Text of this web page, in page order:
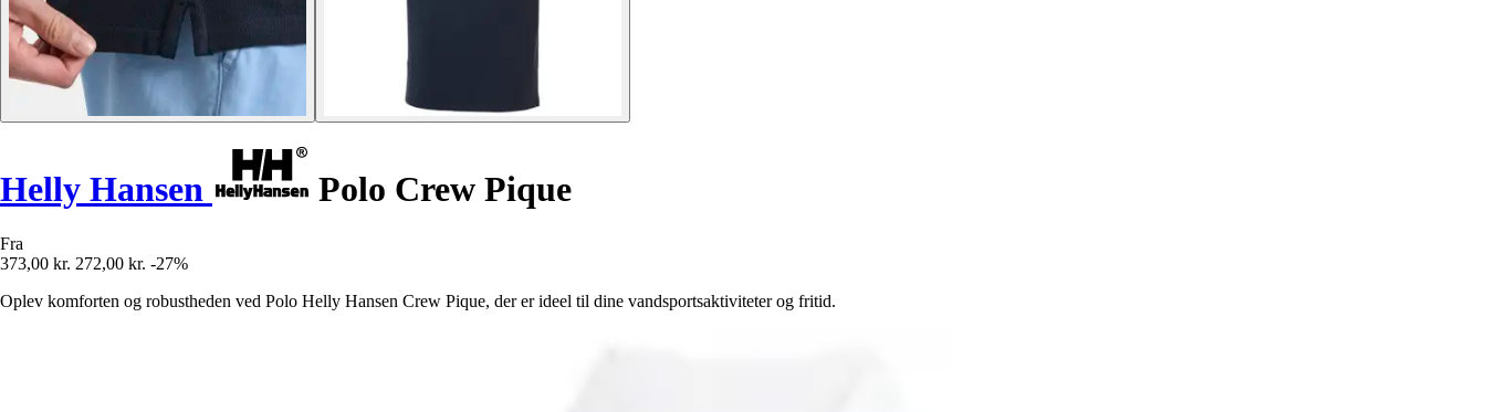
Helly Hansen Polo Crew Pique
Fra
373,00 kr. 272,00 kr. -27%
Oplev komforten og robustheden ved Polo Helly Hansen Crew Pique, der er ideel til dine vandsportsaktiviteter og fritid.